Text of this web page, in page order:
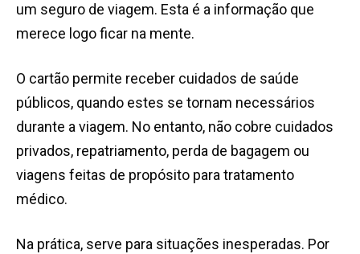
um seguro de viagem. Esta é a informação que
merece logo ficar na mente.
O cartão permite receber cuidados de saúde
públicos, quando estes se tornam necessários
durante a viagem. No entanto, não cobre cuidados
privados, repatriamento, perda de bagagem ou
viagens feitas de propósito para tratamento
médico.
Na prática, serve para situações inesperadas. Por